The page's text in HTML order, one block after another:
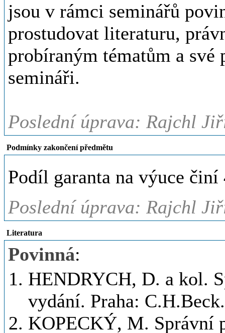
jsou v rámci seminářů
prostudovat literaturu,
probíraným tématům a své
semináři.
Poslední úprava: Rajchl
Podmínky zakončení předmětu
Podíl garanta na výuce činí
Poslední úprava: Rajchl
Literatura
Povinná:
HENDRYCH, D. a kol.
vydání. Praha:
KOPECKÝ, M. Správní